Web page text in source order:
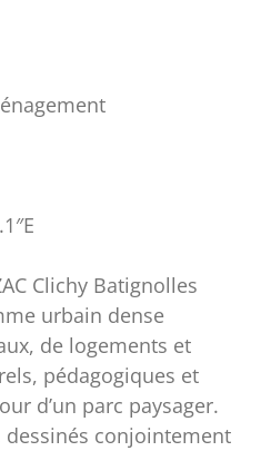
Clichy Batignolles
urbain dense
de logements et
pédagogiques et
d’un parc paysager.
dessinés conjointement